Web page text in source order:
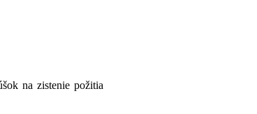
na zistenie požitia